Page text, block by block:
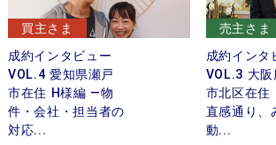
買主さま
成約インタビュー
VOL.4 愛知県瀬戸
市在住 H様編 —物
件・会社・担当者の
対応...
売主さま
成約インタ
VOL.3 大阪
市北区在住
直感通り、
動...